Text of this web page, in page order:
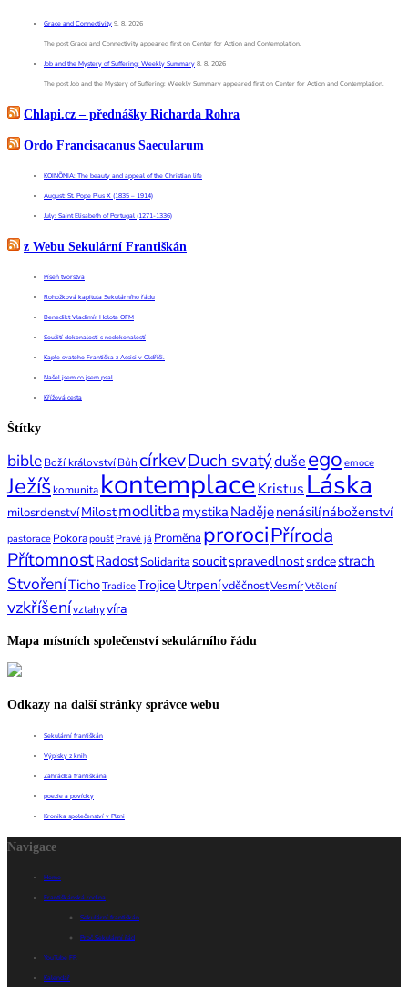
Grace and Connectivity 9. 8. 2026
The post Grace and Connectivity appeared first on Center for Action and Contemplation.
Job and the Mystery of Suffering: Weekly Summary 8. 8. 2026
The post Job and the Mystery of Suffering: Weekly Summary appeared first on Center for Action and Contemplation.
Chlapi.cz – přednášky Richarda Rohra
Ordo Francisacanus Saecularum
KOINÕNIA: The beauty and appeal of the Christian life
August: St. Pope Pius X (1835 – 1914)
July: Saint Elisabeth of Portugal (1271-1336)
z Webu Sekulární Františkán
Píseň tvorstva
Rohožková kapitula Sekulárního řádu
Benedikt Vladimír Holota OFM
Soužití dokonalosti s nedokonalostí
Kaple svatého Františka z Assisi v Oldřiši.
Našel jsem co jsem psal
Křížová cesta
Štítky
bibleBoží královstvíBůh církevDuch svatýdušeego emoce
Ježíškomunita kontemplaceKristus Láska
milosrdenstvíMilostmodlitba mystika Nadějenenásilínáboženství
pastorace Pokorapoušť Pravé já Proměna prorociPříroda
PřítomnostRadostSolidaritasoucitspravedlnostsrdcestrach
StvořeníTichoTradiceTrojice UtrpenívděčnostVesmírVtělení
vzkříšenívztahyvíra
Mapa místních společenství sekulárního řádu
Odkazy na další stránky správce webu
Sekulární františkán
Výpisky z knih
Zahrádka františkána
poezie a povídky
Kronika společenství v Plzni
Navigace
Home
Františkánská rodina
Sekulární františkán
Proč Sekulární řád
YouTube FR
Kalendář